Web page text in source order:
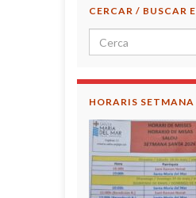
CERCAR / BUSCAR
Search for:
HORARIS